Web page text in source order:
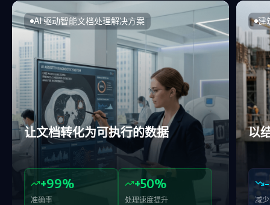
AI 驱动智能文档处理解决方案
让文档转化为可执行的数据
+99%
准确率
+50%
处理速度提升
建
以
减